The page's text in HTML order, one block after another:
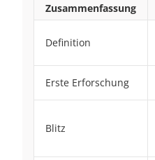
Zusammenfassung
Definition
Erste Erforschung
Blitz